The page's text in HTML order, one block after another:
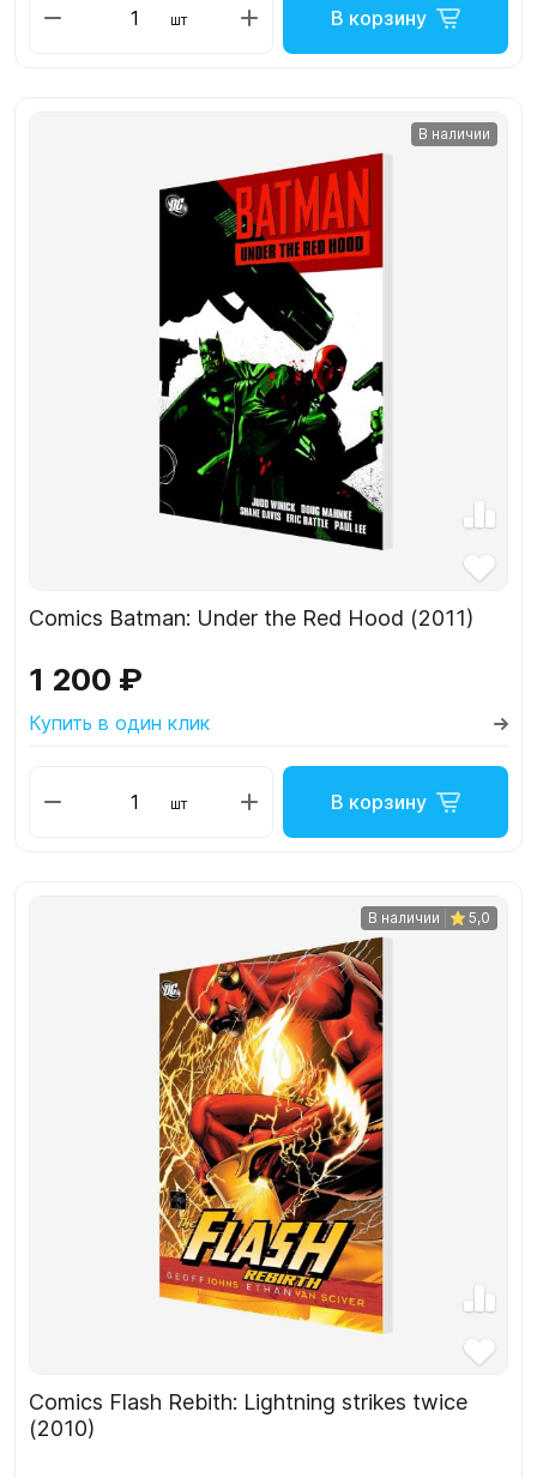
шт В корзину
В наличии
Comics Batman: Under the Red Hood (2011)
1 200 ₽
Купить в один клик
шт В корзину
В наличии 5,0
Comics Flash Rebith: Lightning strikes twice
(2010)